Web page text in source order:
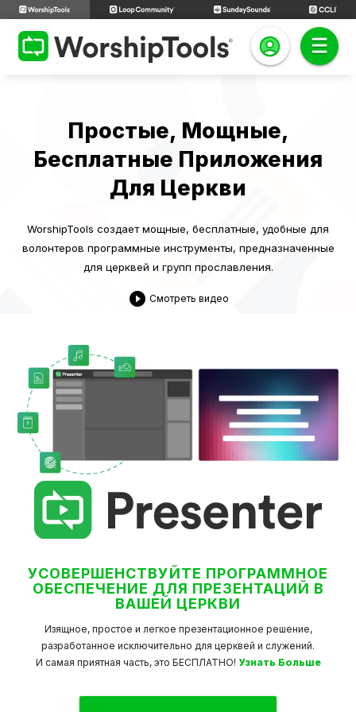
Простые, Мощные,
Бесплатные Приложения
Для Церкви
WorshipTools создает мощные, бесплатные, удобные для
волонтеров программные инструменты, предназначенные
для церквей и групп прославления.
play_circle_filled Смотреть видео
УСОВЕРШЕНСТВУЙТЕ ПРОГРАММНОЕ
ОБЕСПЕЧЕНИЕ ДЛЯ ПРЕЗЕНТАЦИЙ В
ВАШЕЙ ЦЕРКВИ
Изящное, простое и легкое презентационное решение,
разработанное исключительно для церквей и служений.
И самая приятная часть, это БЕСПЛАТНО! Узнать Больше